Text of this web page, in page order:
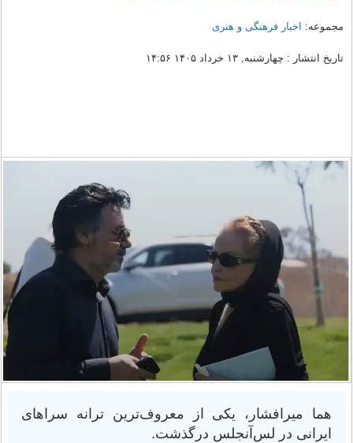
مجموعه: اخبار فرهنگی و هنری
تاریخ انتشار : چهارشنبه, ۱۳ خرداد ۱۴۰۵ ۱۴:۵۶
هما میرافشار، یکی از معروف‌ترین ترانه سراهای
ایرانی در لس‌آنجلس درگذشت.